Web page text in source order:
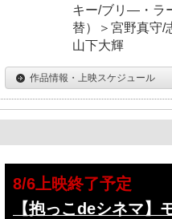
キー/ブリ―・ラ
替）＞宮野真守/
山下大輝
作品情報・上映スケジュール
8/6上映終了予定
【抱っこdeシネマ】